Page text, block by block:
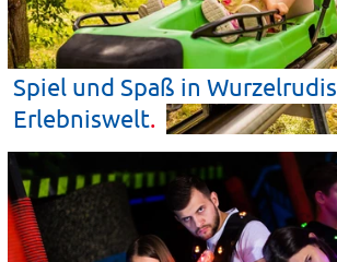
Spiel und Spaß in Wurzelrudis
Erlebniswelt